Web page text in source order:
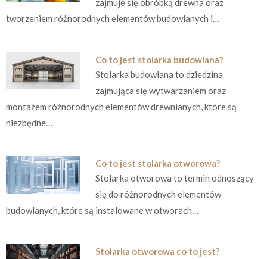
zajmuje się obróbką drewna oraz
tworzeniem różnorodnych elementów budowlanych i…
Co to jest stolarka budowlana?
Stolarka budowlana to dziedzina
zajmująca się wytwarzaniem oraz
montażem różnorodnych elementów drewnianych, które są
niezbędne…
Co to jest stolarka otworowa?
Stolarka otworowa to termin odnoszący
się do różnorodnych elementów
budowlanych, które są instalowane w otworach…
Stolarka otworowa co to jest?